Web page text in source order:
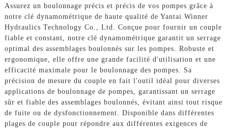
Assurez un boulonnage précis et précis de vos pompes grâce à
notre clé dynamométrique de haute qualité de Yantai Winner
Hydraulics Technology Co., Ltd. Conçue pour fournir un couple
fiable et constant, notre clé dynamométrique garantit un serrage
optimal des assemblages boulonnés sur les pompes. Robuste et
ergonomique, elle offre une grande facilité d'utilisation et une
efficacité maximale pour le boulonnage des pompes. Sa
précision de mesure du couple en fait l'outil idéal pour diverses
applications de boulonnage de pompes, garantissant un serrage
sûr et fiable des assemblages boulonnés, évitant ainsi tout risque
de fuite ou de dysfonctionnement. Disponible dans différentes
plages de couple pour répondre aux différentes exigences de